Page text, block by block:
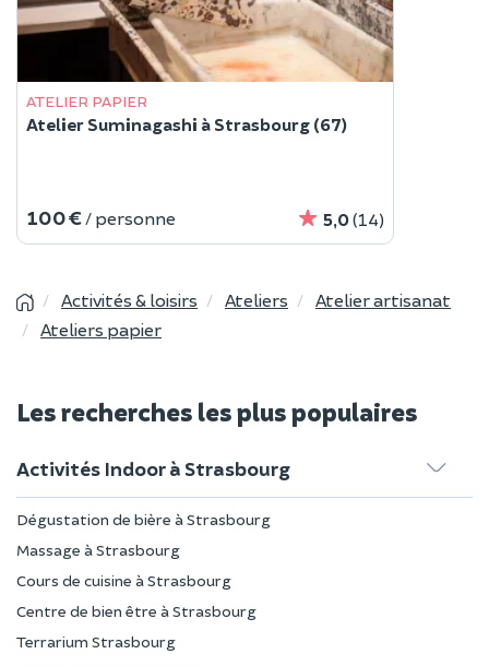
ATELIER PAPIER
Atelier Suminagashi à Strasbourg (67)
100 € / personne 5,0(14)
Activités & loisirs Ateliers
Atelier artisanat
Ateliers papier
Les recherches les plus populaires
Activités Indoor à Strasbourg
Dégustation de bière à Strasbourg
Massage à Strasbourg
Cours de cuisine à Strasbourg
Centre de bien être à Strasbourg
Terrarium Strasbourg